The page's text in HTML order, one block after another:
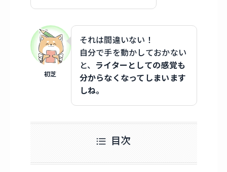
初芝
それは間違いない！
自分で手を動かしておかない
と、 ライターとしての感覚も
分からなくなってしまいます
しね。
目次